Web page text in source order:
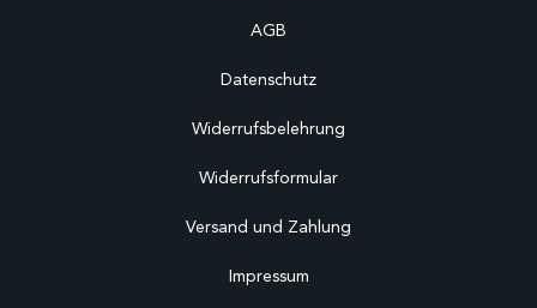
AGB
Datenschutz
Widerrufsbelehrung
Widerrufsformular
Versand und Zahlung
Impressum